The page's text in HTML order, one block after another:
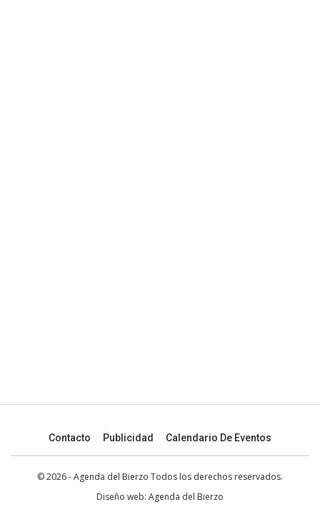
Contacto Publicidad Calendario De Eventos
© 2026 - Agenda del Bierzo Todos los derechos reservados.
Diseño web: Agenda del Bierzo